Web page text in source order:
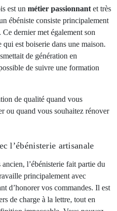
est un métier passionnant et très
ébéniste consiste principalement
Ce dernier met également son
est boiserie dans une maison.
de génération en
de suivre une formation
de qualité quand vous
ou quand vous souhaitez rénover
l’ébénisterie artisanale
l’ébénisterie fait partie du
principalement avec
d’honorer vos commandes. Il est
de charge à la lettre, tout en